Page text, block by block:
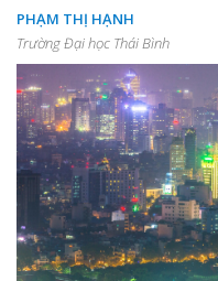
PHẠM THỊ HẠNH
Trường Đại học Thái Bình